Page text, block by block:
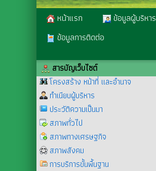
หน้าแรก ข้อมูลผู้บริหาร
ข้อมูลการติดต่อ
สารบัญเว็บไซต์
โครงสร้าง หน้าที่ และอำนาจ
ทำเนียบผู้บริหาร
ประวัติความเป็นมา
สภาพทั่วไป
สภาพทางเศรษฐกิจ
สภาพสังคม
การบริการขั้นพื้นฐาน